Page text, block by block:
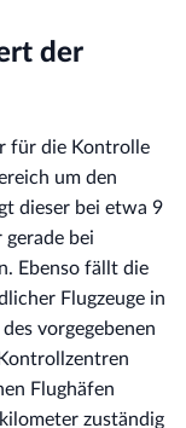
der
für die Kontrolle
um den
dieser bei etwa 9
gerade bei
Ebenso fällt die
Flugzeuge in
vorgegebenen
Flughäfen
zuständig